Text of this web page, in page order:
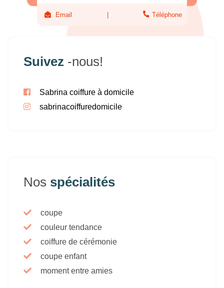
Email Téléphone
Suivez -nous!
Sabrina coiffure à domicile
sabrinacoiffuredomicile
Nos spécialités
coupe
couleur tendance
coiffure de cérémonie
coupe enfant
moment entre amies